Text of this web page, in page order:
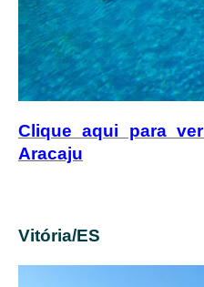
Clique aqui para
Aracaju
Vitória/ES